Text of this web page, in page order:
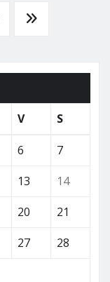
V S
6
7
13
14
20
21
27
28